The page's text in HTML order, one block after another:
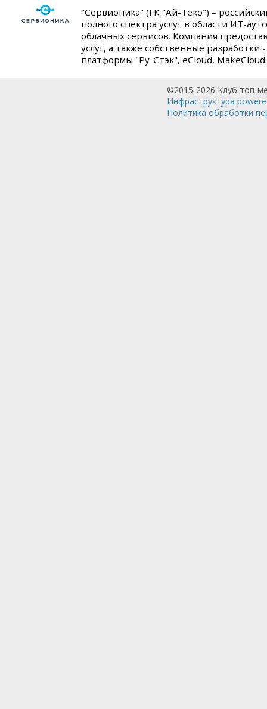
"Сервионика" (ГК "Ай-Теко") –
полного спектра услуг в области ИТ-
облачных сервисов. Компания
услуг, а также собственные разработки
платформы "Ру-Стэк", eCloud, MakeCloud.
©2015-2026 Клуб топ-
Инфраструктура
Политика обработки